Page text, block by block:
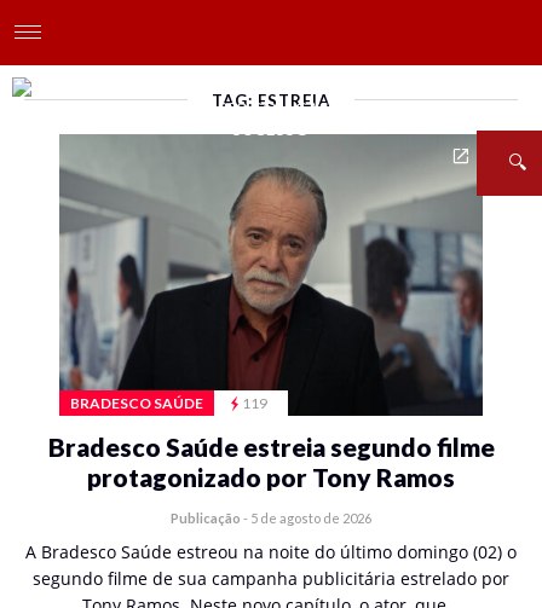
TAG: ESTREIA
BRADESCO SAÚDE 119
Bradesco Saúde estreia segundo filme
protagonizado por Tony Ramos
Publicação - 5 de agosto de 2026
A Bradesco Saúde estreou na noite do último domingo (02) o
segundo filme de sua campanha publicitária estrelado por